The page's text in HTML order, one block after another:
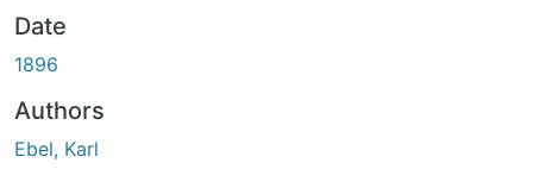
Date
1896
Authors
Ebel, Karl